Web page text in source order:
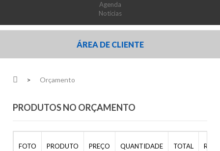
Agenda
Notícias
ÁREA DE CLIENTE
> Orçamento
PRODUTOS NO ORÇAMENTO
FOTO PRODUTO PREÇO QUANTIDADE TOTAL